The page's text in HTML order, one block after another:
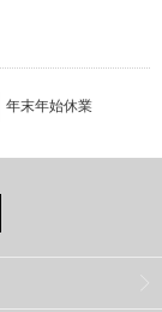
年末年始休業